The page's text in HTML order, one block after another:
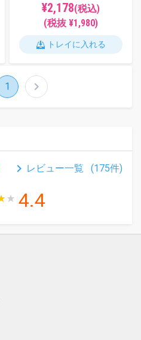
¥2,178(税込)
(税抜 ¥1,980)
トレイに入れる
1 chevron_right
keyboard_arrow_right レビュー一覧 (175件)
4.4